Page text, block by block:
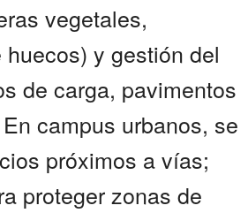
vegetales,
y gestión del
de carga, pavimentos
campus urbanos, se
próximos a vías;
proteger zonas de